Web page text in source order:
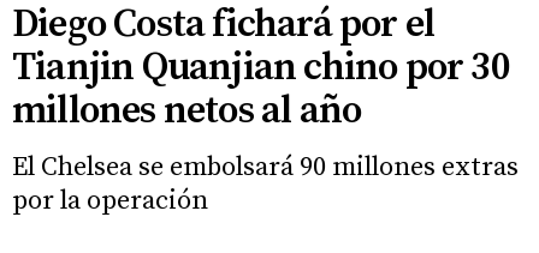
Diego Costa fichará por el
Tianjin Quanjian chino por 30
millones netos al año
El Chelsea se embolsará 90 millones extras
por la operación